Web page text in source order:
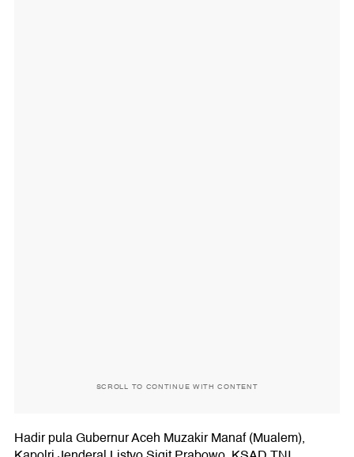
SCROLL TO CONTINUE WITH CONTENT
Hadir pula Gubernur Aceh Muzakir Manaf (Mualem),